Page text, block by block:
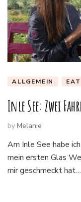
ALLGEMEIN EAT
Inle See: Zwei
by Melanie
Am Inle See habe
mein ersten Glas
mir geschmeckt